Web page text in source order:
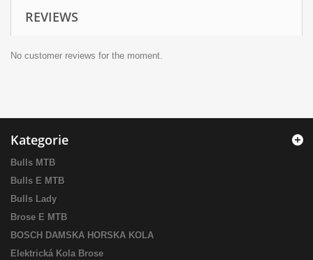
REVIEWS
No customer reviews for the moment.
Kategorie
Bulls MTB
Bulls E MTB
Bulls Lady
Brose E MTB
BOSCH DAMSKA HORSKA KOLA
Elektrická Kola Brose